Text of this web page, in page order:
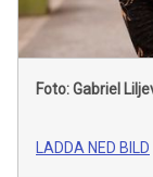
Foto: Gabriel
LADDA NED BILD